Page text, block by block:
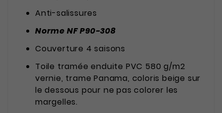
Anti-salissures
Norme NF P90-308
Couverture 4 saisons
Toile tramée enduite PVC 580 g/m2
vernie, trame Panama, coloris beige sur
le dessous pour ne pas colorer les
margelles.